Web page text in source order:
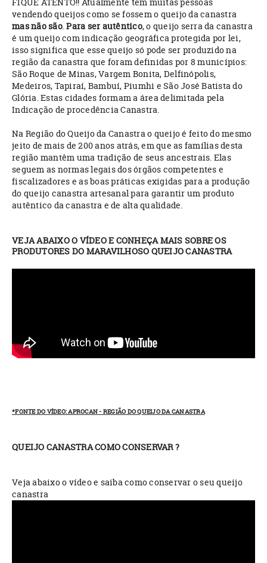
vendendo queijos como se fossem o queijo da canastra
mas não são.Para ser autêntico, o queijo serra da canastra
é um queijo com indicação geográfica protegida por lei,
isso significa que esse queijo só pode ser produzido na
região da canastra que foram definidas por 8 municípios:
São Roque de Minas, Vargem Bonita, Delfinópolis,
Medeiros, Tapiraí, Bambuí, Piumhi e São José Batista do
Glória. Estas cidades formam a área delimitada pela
Indicação de procedência Canastra.
Na Região do Queijo da Canastra o queijo é feito do mesmo
jeito de mais de 200 anos atrás, em que as famílias desta
região mantêm uma tradição de seus ancestrais. Elas
seguem as normas legais dos órgãos competentes e
fiscalizadores e as boas práticas exigidas para a produção
do queijo canastra artesanal para garantir um produto
autêntico da canastra e de alta qualidade.
VEJA ABAIXO O VÍDEO E CONHEÇA MAIS SOBRE OS
PRODUTORES DO MARAVILHOSO QUEIJO CANASTRA
*FONTE DO VÍDEO: APROCAN - REGIÃO DO QUEIJO DA CANASTRA
QUEIJO CANASTRA COMO CONSERVAR ?
Veja abaixo o vídeo e saiba como conservar o seu queijo
canastra